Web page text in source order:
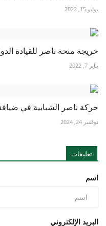
يوليو 15, 2022
خريجة منحة ناصر للقيادة
يناير 7, 2022
حركة ناصر الشبابية في
نوفمبر 24, 2024
تعليقات
اسم
البريد الإلكتروني